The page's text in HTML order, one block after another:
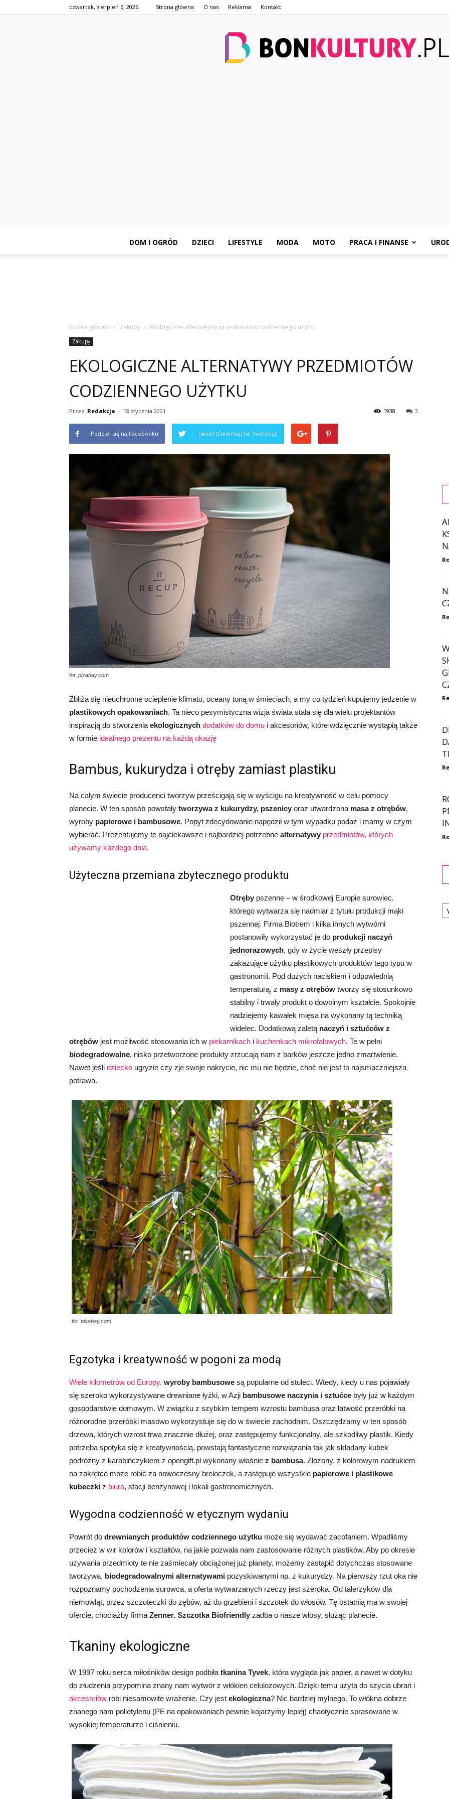
czwartek, sierpień 6, 2026 Strona główna O nas Reklama Kontakt
DOM I OGRÓD DZIECI LIFESTYLE MODA MOTO PRACA I FINANSE
Strona główna Zakupy Ekologiczne alternatywy przedmiotów codziennego użytku
Zakupy
EKOLOGICZNE ALTERNATYWY PRZEDMIOTÓW
CODZIENNEGO UŻYTKU
Przez Redakcja - 18 stycznia 2021 3
1938
Podziel się na Facebooku Tweet (Ćwierkaj) na Twitterze
fot. pixabay.com
Zbliża się nieuchronne ocieplenie klimatu, oceany toną w śmieciach, a my co tydzień kupujemy jedzenie w
plastikowych opakowaniach. Ta nieco pesymistyczna wizja świata stała się dla wielu projektantów
inspiracją do stworzenia ekologicznych dodatków do domu i akcesoriów, które wdzięcznie wystąpią także
w formie idealnego prezentu na każdą okazję
Bambus, kukurydza i otręby zamiast plastiku
Na całym świecie producenci tworzyw prześcigają się w wyścigu na kreatywność w celu pomocy
planecie. W ten sposób powstały tworzywa z kukurydzy, pszenicy oraz utwardzona masa z otrębów,
wyroby papierowe i bambusowe. Popyt zdecydowanie napędził w tym wypadku podaż i mamy w czym
wybierać. Prezentujemy te najciekawsze i najbardziej potrzebne alternatywy przedmiotów, których
używamy każdego dnia.
Użyteczna przemiana zbytecznego produktu
Otręby pszenne – w środkowej Europie surowiec,
którego wytwarza się nadmiar z tytułu produkcji mąki
pszennej. Firma Biotrem i kilka innych wytwórni
postanowiły wykorzystać je do produkcji naczyń
jednorazowych, gdy w życie weszły przepisy
zakazujące użytku plastikowych produktów tego typu w
gastronomii. Pod dużych naciskiem i odpowiednią
temperaturą, z masy z otrębów tworzy się stosunkowo
stabilny i trwały produkt o dowolnym kształcie. Spokojnie
nadziejemy kawałek mięsa na wykonany tą techniką
widelec. Dodatkową zaletą naczyń i sztućców z
otrębów jest możliwość stosowania ich w piekarnikach i kuchenkach mikrofalowych. Te w pełni
biodegradowalne, nisko przetworzone produkty zrzucają nam z barków jeszcze jedno zmartwienie.
Nawet jeśli dziecko ugryzie czy zje swoje nakrycie, nic mu nie będzie, choć nie jest to najsmaczniejsza
potrawa.
fot. pixabay.com
Egzotyka i kreatywność w pogoni za modą
Wiele kilometrów od Europy, wyroby bambusowe są popularne od stuleci. Wtedy, kiedy u nas pojawiały
się szeroko wykorzystywane drewniane łyżki, w Azji bambusowe naczynia i sztućce były już w każdym
gospodarstwie domowym. W związku z szybkim tempem wzrostu bambusa oraz łatwość przeróbki na
różnorodne przeróbki masowo wykorzystuje się do w świecie zachodnim. Oszczędzamy w ten sposób
drzewa, których wzrost trwa znacznie dłużej, oraz zastępujemy funkcjonalny, ale szkodliwy plastik. Kiedy
potrzeba spotyka się z kreatywnością, powstają fantastyczne rozwiązania tak jak składany kubek
podróżny z karabińczykiem z opengift.pl wykonany właśnie z bambusa. Złożony, z kolorowym nadrukiem
na zakrętce może robić za nowoczesny breloczek, a zastępuje wszystkie papierowe i plastikowe
kubeczki z biura, stacji benzynowej i lokali gastronomicznych.
Wygodna codzienność w etycznym wydaniu
Powrót do drewnianych produktów codziennego użytku może się wydawać zacofaniem. Wpadliśmy
przecież w wir kolorów i kształtów, na jakie pozwala nam zastosowanie różnych plastików. Aby po okresie
używania przedmioty te nie zaśmiecały obciążonej już planety, możemy zastąpić dotychczas stosowane
tworzywa, biodegradowalnymi alternatywami pozyskiwanymi np. z kukurydzy. Na pierwszy rzut oka nie
rozpoznamy pochodzenia surowca, a oferta wytwarzanych rzeczy jest szeroka. Od talerzyków dla
niemowląt, przez szczoteczki do zębów, aż do grzebieni i szczotek do włosów. Tę ostatnią ma w swojej
ofercie, chociażby firma Zenner. Szczotka Biofriendly zadba o nasze włosy, służąc planecie.
Tkaniny ekologiczne
W 1997 roku serca miłośników design podbiła tkanina Tyvek, która wygląda jak papier, a nawet w dotyku
do złudzenia przypomina znany nam wytwór z włókien celulozowych. Dzięki temu użyta do szycia ubrań i
akcesoriów robi niesamowite wrażenie. Czy jest ekologiczna? Nic bardziej mylnego. To włókna dobrze
znanego nam polietylenu (PE na opakowaniach pewnie kojarzymy lepiej) chaotycznie sprasowane w
wysokiej temperaturze i ciśnieniu.